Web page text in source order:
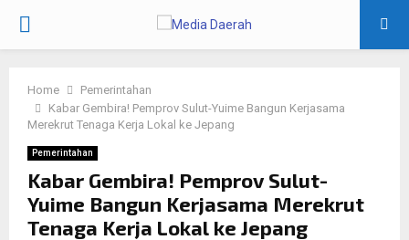
PRIMARY
Home
Pemerintahan
Kabar Gembira! Pemprov Sulut-Yuime Bangun Kerjasama
Merekrut Tenaga Kerja Lokal ke Jepang
Pemerintahan
Kabar Gembira! Pemprov Sulut-
Yuime Bangun Kerjasama Merekrut
Tenaga Kerja Lokal ke Jepang